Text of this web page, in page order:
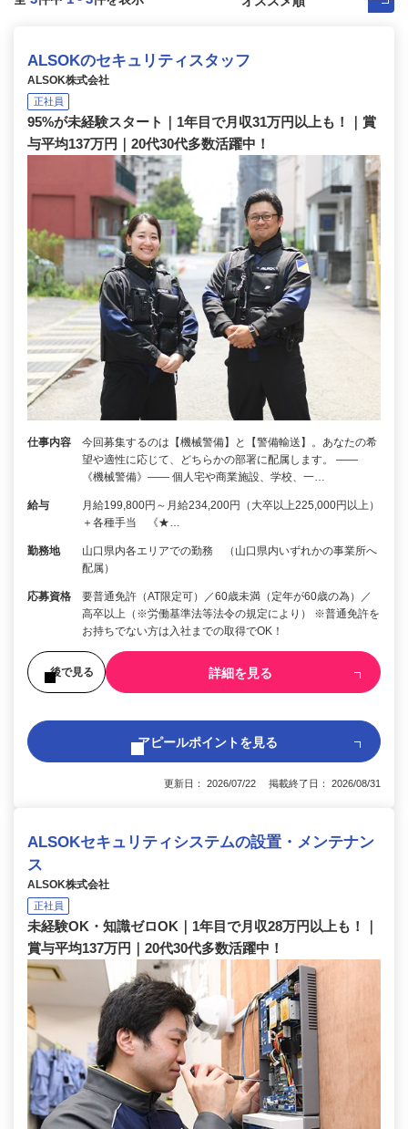
ALSOKのセキュリティスタッフ
ALSOK株式会社
正社員
95%が未経験スタート｜1年目で月収31万円以上も！｜賞
与平均137万円｜20代30代多数活躍中！
仕事内容
今回募集するのは【機械警備】と【警備輸送】。あなたの希
望や適性に応じて、どちらかの部署に配属します。 ――
《機械警備》―― 個人宅や商業施設、学校、一…
給与
月給199,800円～月給234,200円（大卒以上225,000円以上）
＋各種手当 《★…
勤務地
山口県内各エリアでの勤務 （山口県内いずれかの事業所へ
配属）
応募資格
要普通免許（AT限定可）／60歳未満（定年が60歳の為）／
高卒以上（※労働基準法等法令の規定により） ※普通免許を
お持ちでない方は入社までの取得でOK！
後で見る 詳細を見る
アピールポイントを見る
更新日： 2026/07/22 掲載終了日： 2026/08/31
ALSOKセキュリティシステムの設置・メンテナン
ス
ALSOK株式会社
正社員
未経験OK・知識ゼロOK｜1年目で月収28万円以上も！｜
賞与平均137万円｜20代30代多数活躍中！